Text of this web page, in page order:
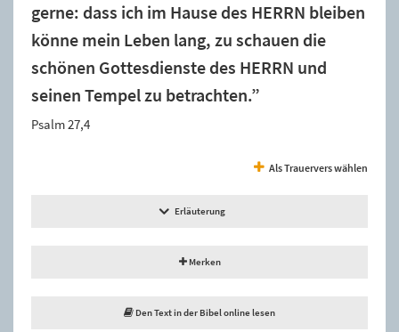
gerne: dass ich im Hause des HERRN bleiben
könne mein Leben lang, zu schauen die
schönen Gottesdienste des HERRN und
seinen Tempel zu betrachten.”
Psalm 27,4
Als Trauervers wählen
Erläuterung
Merken
Den Text in der Bibel online lesen